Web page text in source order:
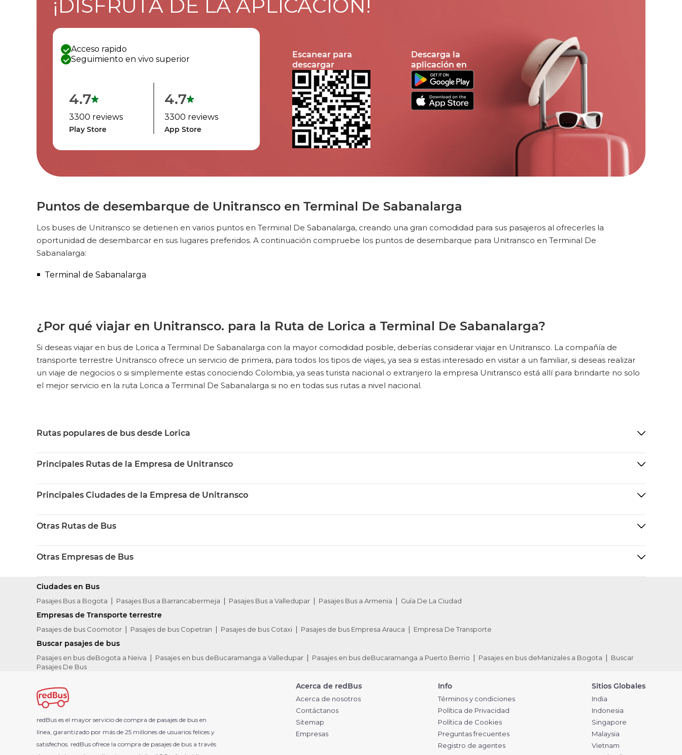
¡DISFRUTA DE LA APLICACIÓN!
Acceso rapido
Seguimiento en vivo superior
4.7
3300 reviews
Play Store
4.7
3300 reviews
App Store
Escanear para
descargar
Descarga la
aplicación en
Puntos de desembarque de Unitransco en Terminal De Sabanalarga
Los buses de Unitransco se detienen en varios puntos en Terminal De Sabanalarga, creando una gran comodidad para sus pasajeros al ofrecerles la
oportunidad de desembarcar en sus lugares preferidos. A continuación compruebe los puntos de desembarque para Unitransco en Terminal De
Sabanalarga:
Terminal de Sabanalarga
¿Por qué viajar en Unitransco. para la Ruta de Lorica a Terminal De Sabanalarga?
Si deseas viajar en bus de Lorica a Terminal De Sabanalarga con la mayor comodidad posible, deberías considerar viajar en Unitransco. La compañía de
transporte terrestre Unitransco ofrece un servicio de primera, para todos los tipos de viajes, ya sea si estas interesado en visitar a un familiar, si deseas realizar
un viaje de negocios o si simplemente estas conociendo Colombia, ya seas turista nacional o extranjero la empresa Unitransco está allí para brindarte no solo
el mejor servicio en la ruta Lorica a Terminal De Sabanalarga si no en todas sus rutas a nivel nacional.
Rutas populares de bus desde Lorica
Principales Rutas de la Empresa de Unitransco
Principales Ciudades de la Empresa de Unitransco
Otras Rutas de Bus
Otras Empresas de Bus
Ciudades en Bus
Pasajes Bus a Bogota Pasajes Bus a Barrancabermeja Pasajes Bus a Valledupar Pasajes Bus a Armenia Guía De La Ciudad
Empresas de Transporte terrestre
Pasajes de bus Coomotor Pasajes de bus Copetran Pasajes de bus Cotaxi Pasajes de bus Empresa Arauca Empresa De Transporte
Buscar pasajes de bus
Pasajes en bus deBogota a Neiva Pasajes en bus deBucaramanga a Valledupar Pasajes en bus deBucaramanga a Puerto Berrio Pasajes en bus deManizales a Bogota
Buscar
Pasajes De Bus
redBus es el mayor servicio de compra de pasajes de bus en
línea, garantizado por más de 25 millones de usuarios felices y
satisfechos. redBus ofrece la compra de pasajes de bus a través
Acerca de redBus
Acerca de nosotros
Contáctanos
Sitemap
Empresas
Info
Términos y condiciones
Política de Privacidad
Política de Cookies
Preguntas frecuentes
Registro de agentes
Sitios Globales
India
Indonesia
Singapore
Malaysia
Vietnam